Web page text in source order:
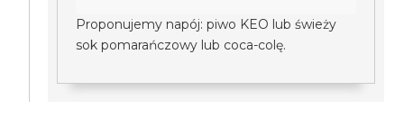
Proponujemy napój: piwo KEO lub świeży
sok pomarańczowy lub coca-colę.